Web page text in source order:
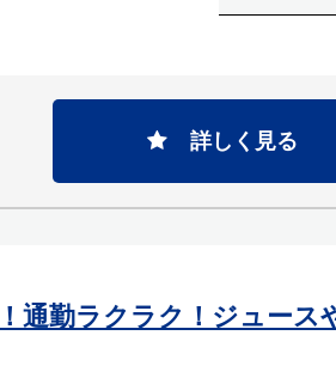
詳しく見る
通勤ラクラク！ジュー